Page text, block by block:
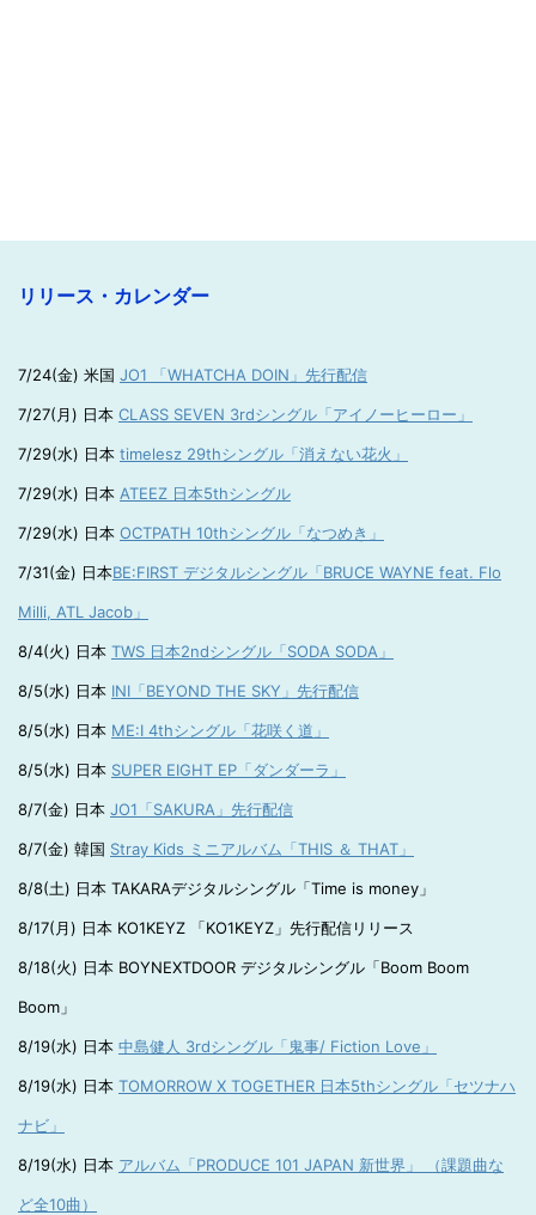
リリース・カレンダー
7/24(金) 米国 JO1 「WHATCHA DOIN」先行配信
7/27(月) 日本 CLASS SEVEN 3rdシングル「アイノーヒーロー」
7/29(水) 日本 timelesz 29thシングル「消えない花火」
7/29(水) 日本 ATEEZ 日本5thシングル
7/29(水) 日本 OCTPATH 10thシングル「なつめき」
7/31(金) 日本BE:FIRST デジタルシングル「BRUCE WAYNE feat. Flo
Milli, ATL Jacob」
8/4(火) 日本 TWS 日本2ndシングル「SODA SODA」
8/5(水) 日本 INI「BEYOND THE SKY」先行配信
8/5(水) 日本 ME:I 4thシングル「花咲く道」
8/5(水) 日本 SUPER EIGHT EP「ダンダーラ」
8/7(金) 日本 JO1「SAKURA」先行配信
8/7(金) 韓国 Stray Kids ミニアルバム「THIS ＆ THAT」
8/8(土) 日本 TAKARAデジタルシングル「Time is money」
8/17(月) 日本 KO1KEYZ 「KO1KEYZ」先行配信リリース
8/18(火) 日本 BOYNEXTDOOR デジタルシングル「Boom Boom
Boom」
8/19(水) 日本 中島健人 3rdシングル「鬼事/ Fiction Love」
8/19(水) 日本 TOMORROW X TOGETHER 日本5thシングル「セツナハ
ナビ」
8/19(水) 日本 アルバム「PRODUCE 101 JAPAN 新世界」 （課題曲な
ど全10曲）